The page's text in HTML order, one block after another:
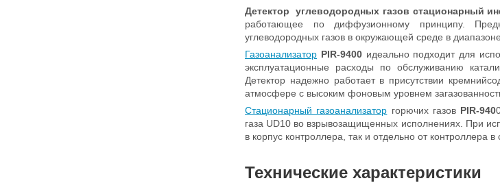
Детектор углеводородных газов стационарный
работающее по диффузионному принципу.
углеводородных газов в окружающей среде в
Газоанализатор PIR-9400идеально подходит для
эксплуатационные расходы по обслуживанию
Детектор надежно работает в присутствии
атмосфере с высоким фоновым уровнем
Стационарный газоанализатор горючих газов PIR-940
газа UD10 во взрывозащищенных исполнениях. При
в корпус контроллера, так и отдельно от контроллера в
Технические характеристики